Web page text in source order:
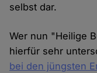
selbst dar.
Wer nun "Heilige
hierfür sehr
bei den jüngsten